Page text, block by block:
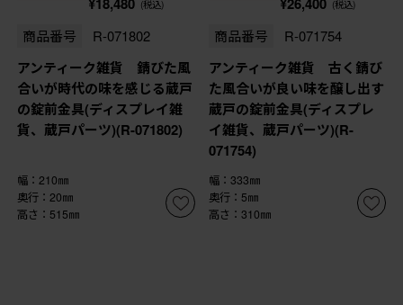
(税込)
商品番号 R-071802
アンティーク雑貨 錆びた風
合いが時代の味を感じる蔵戸
の錠前金具(ディスプレイ雑
貨、蔵戸パーツ)(R-071802)
幅：210㎜
奥行：20㎜
高さ：515㎜
(税込)
商品番号 R-071754
アンティーク雑貨 古く錆び
た風合いが良い味を醸し出す
蔵戸の錠前金具(ディスプレ
イ雑貨、蔵戸パーツ)(R-
071754)
幅：333㎜
奥行：5㎜
高さ：310㎜